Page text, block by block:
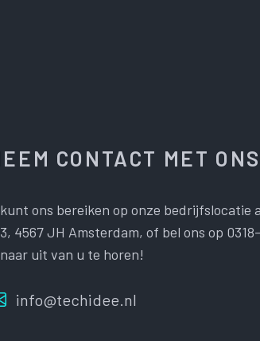
CONTACT MET
ons bereiken op onze bedrijfslocatie
4567 JH Amsterdam, of bel ons op
uit van u te horen!
info@techidee.nl